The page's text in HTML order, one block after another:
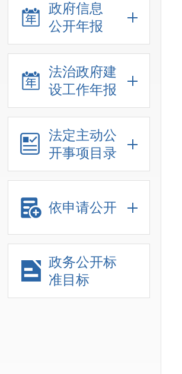
政府信息
公开年报
法治政府建
设工作年报
法定主动公
开事项目录
依申请公开
政务公开标
准目标